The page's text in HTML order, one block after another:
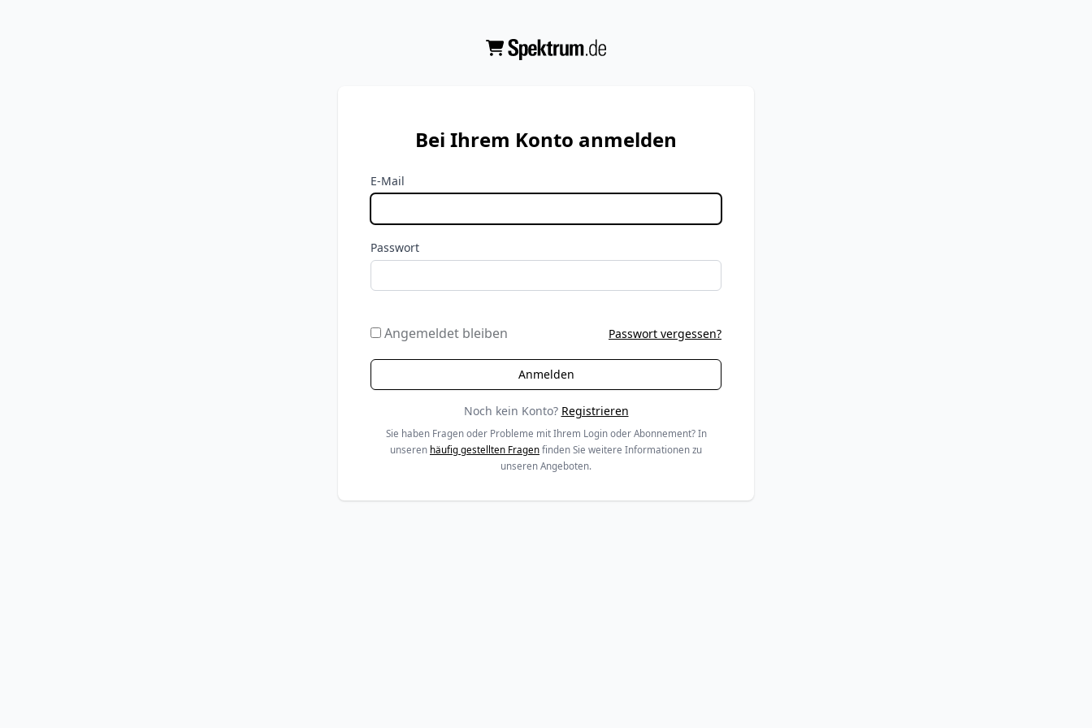
Bei Ihrem Konto anmelden
E-Mail
Passwort
Angemeldet bleiben Passwort vergessen?
Noch kein Konto? Registrieren
Sie haben Fragen oder Probleme mit Ihrem Login oder Abonnement? In
unseren häufig gestellten Fragen finden Sie weitere Informationen zu
unseren Angeboten.